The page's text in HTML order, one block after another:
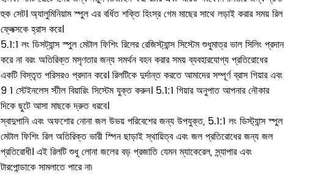
হুক সেট। অ্যালুমিনিয়াম স্পুল এর বর্ধিত শক্তি হিংস্র গেম মাছের সাথে লড়াই করার সময় রিল
ফ্লেক্সকে হ্রাস করে।
5.1:1 লং ডিসট্যান্স স্পুল মেটাল ফিশিং রিলের রেজিস্ট্যান্স সিস্টেম শুধুমাত্র ভাল সিলিং প্রদান
করে না বরং অতিরিক্ত মসৃণতার জন্য সমর্থন বহন করার সময় ব্যবহারযোগ্য প্রতিরোধের
একটি বিস্তৃত পরিসরও প্রদান করে। রিলটিকে দুর্দান্ত করতে আমাদের সম্পূর্ণ ব্রাস গিয়ার এবং
9 1 স্টেইনলেস স্টীল বিয়ারিং সিস্টেম যুক্ত করুন। 5.1:1 গিয়ার অনুপাত আপনার নৌকার
দিকে ছুটে আসা মাছকে দ্রুত ধরবে।
স্বাদুপানি এবং অফশোর নোনা জল উভয় পরিবেশের জন্য উপযুক্ত, 5.1:1 লং ডিস্ট্যান্স স্পুল
মেটাল ফিশিং রিল অতিরিক্ত ভারী স্পিন ছাড়াই স্থায়িত্ব এবং জল প্রতিরোধের জন্য জল
প্রতিরোধী। এই রিলটি শুধু লোনা জলের বড় প্রজাতি যেমন ম্যাকেরেল, স্ন্যাপার এবং
টারপোন্ডাকে সামলাতে পারে না৷